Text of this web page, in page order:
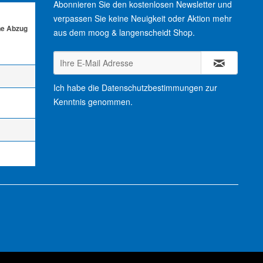
Abzug
Abonnieren Sie den kostenlosen Newsletter und
verpassen Sie keine Neuigkeit oder Aktion mehr
aus dem moog & langenscheidt Shop.
Ich habe die Datenschutzbestimmungen zur
Kenntnis genommen.